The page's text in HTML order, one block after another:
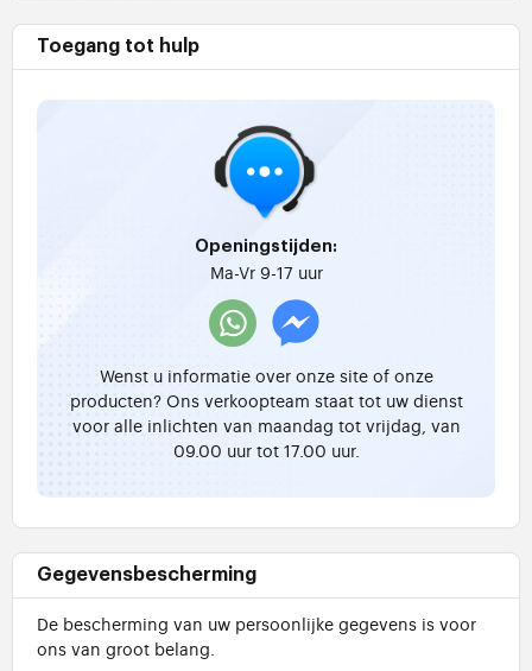
Toegang tot hulp
Openingstijden:
Ma-Vr 9-17 uur
Wenst u informatie over onze site of onze
producten? Ons verkoopteam staat tot uw dienst
voor alle inlichten van maandag tot vrijdag, van
09.00 uur tot 17.00 uur.
Gegevensbescherming
De bescherming van uw persoonlijke gegevens is voor
ons van groot belang.